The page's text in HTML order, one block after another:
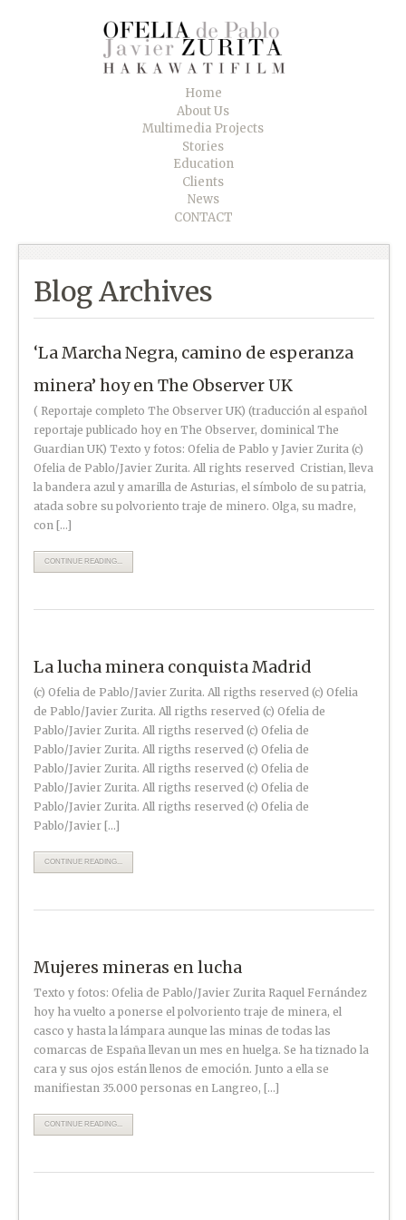
Home
About Us
Multimedia Projects
Stories
Education
Clients
News
CONTACT
Blog Archives
‘La Marcha Negra, camino de esperanza
minera’ hoy en The Observer UK
( Reportaje completo The Observer UK) (traducción al español
reportaje publicado hoy en The Observer, dominical The
Guardian UK) Texto y fotos: Ofelia de Pablo y Javier Zurita (c)
Ofelia de Pablo/Javier Zurita. All rights reserved Cristian, lleva
la bandera azul y amarilla de Asturias, el símbolo de su patria,
atada sobre su polvoriento traje de minero. Olga, su madre,
con […]
CONTINUE READING...
La lucha minera conquista Madrid
(c) Ofelia de Pablo/Javier Zurita. All rigths reserved (c) Ofelia
de Pablo/Javier Zurita. All rigths reserved (c) Ofelia de
Pablo/Javier Zurita. All rigths reserved (c) Ofelia de
Pablo/Javier Zurita. All rigths reserved (c) Ofelia de
Pablo/Javier Zurita. All rigths reserved (c) Ofelia de
Pablo/Javier Zurita. All rigths reserved (c) Ofelia de
Pablo/Javier Zurita. All rigths reserved (c) Ofelia de
Pablo/Javier […]
CONTINUE READING...
Mujeres mineras en lucha
Texto y fotos: Ofelia de Pablo/Javier Zurita Raquel Fernández
hoy ha vuelto a ponerse el polvoriento traje de minera, el
casco y hasta la lámpara aunque las minas de todas las
comarcas de España llevan un mes en huelga. Se ha tiznado la
cara y sus ojos están llenos de emoción. Junto a ella se
manifiestan 35.000 personas en Langreo, […]
CONTINUE READING...